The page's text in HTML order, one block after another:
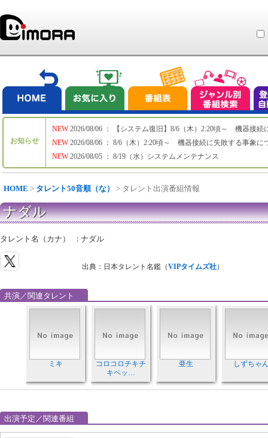
お知らせ
NEW
NEW
NEW
2026/08/06 ： 【システム復旧】8/6（木）2:20頃～ 機器接続
2026/08/06 ： 8/6（木）2:20頃～ 機器接続に失敗する事象に
2026/08/05 ： 8/19（水）システムメンテナンス
HOME > タレント50音順（な） > タレント出演番組情報
ナダル
タレント名（カナ） ：ナダル
出典：日本タレント名鑑（VIPタイムズ社）
共演／関連タレント
ミキ
コロコロチキチ
キペッ…
亜生 しずちゃ
出演予定／関連番組